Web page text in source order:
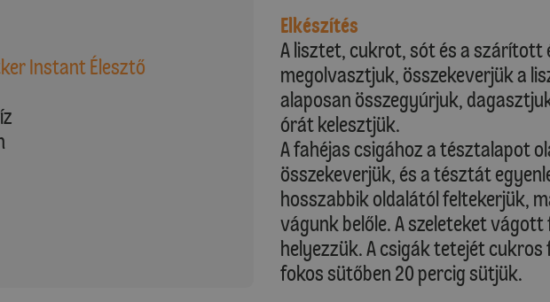
Instant Élesztő
Elkészítés
A lisztet, cukrot, sót és a
megolvasztjuk, összekeverjük a
alaposan összegyúrjuk,
órát kelesztjük.
A fahéjas csigához a tésztalapot
összekeverjük, és a tésztát
hosszabbik oldalától feltekerjük,
vágunk belőle. A szeleteket
helyezzük. A csigák tetejét
fokos sütőben 20 percig sütjük.